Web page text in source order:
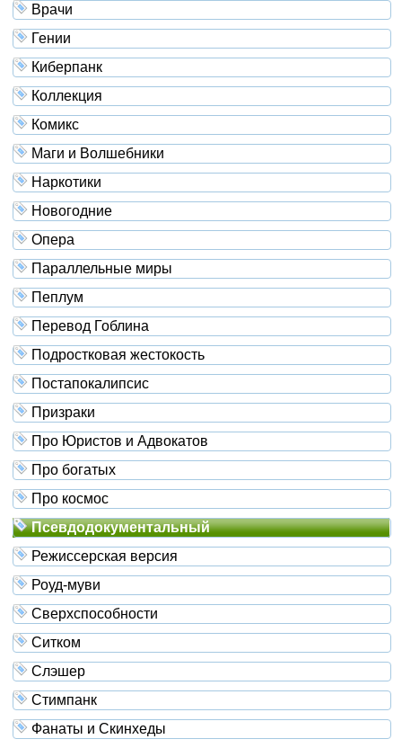
Врачи
Гении
Киберпанк
Коллекция
Комикс
Маги и Волшебники
Наркотики
Новогодние
Опера
Параллельные миры
Пеплум
Перевод Гоблина
Подростковая жестокость
Постапокалипсис
Призраки
Про Юристов и Адвокатов
Про богатых
Про космос
Псевдодокументальный
Режиссерская версия
Роуд-муви
Сверхспособности
Ситком
Слэшер
Стимпанк
Фанаты и Скинхеды